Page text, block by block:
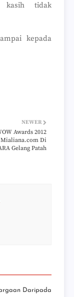
kasih tidak
kepada
NEWER
Awards 2012
Mialiana.com Di
Gelang Patah
Daripada